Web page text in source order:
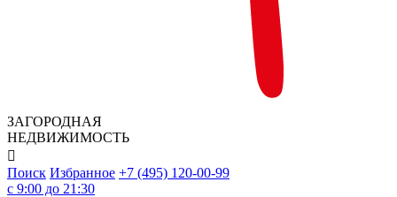
ЗАГОРОДНАЯ
НЕДВИЖИМОСТЬ

Поиск Избранное +7 (495) 120-00-99
c 9:00 до 21:30